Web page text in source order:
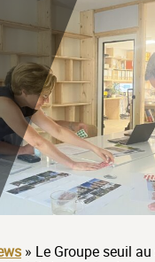
CHEF
BAILLEUR
CHEF
BAILLEUR
D’ÉTUDES,
» Le Groupe seuil au